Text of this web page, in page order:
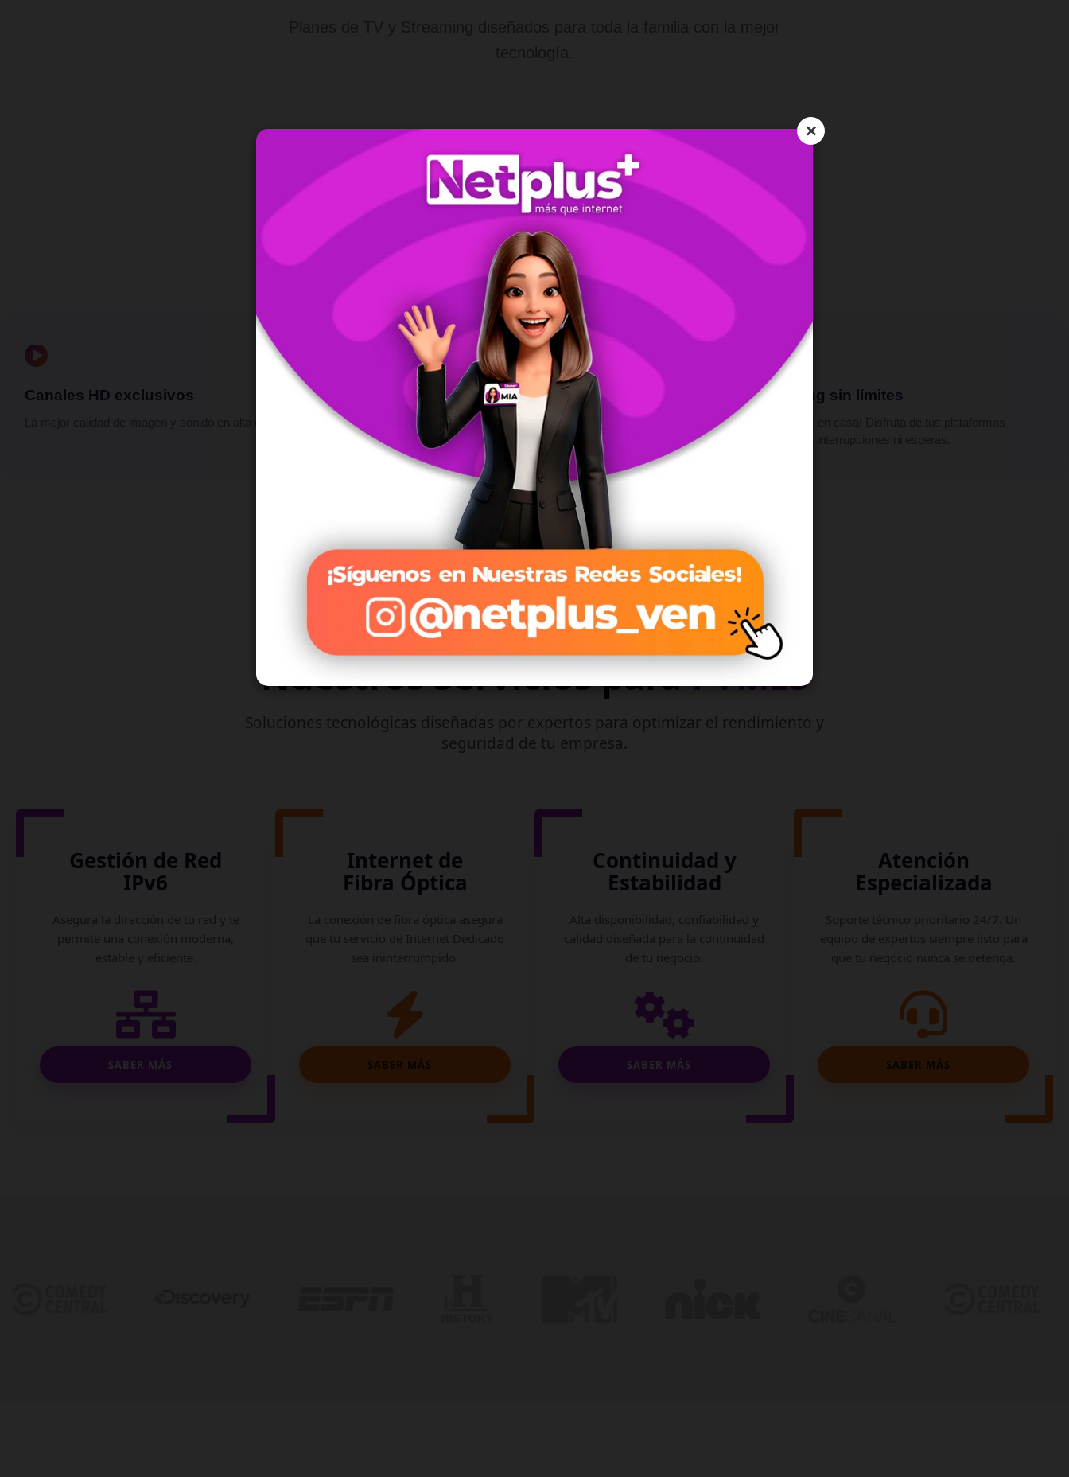
×
Canales HD exclusivos Máximo Rendimiento
Streaming optimizado que se adapta a tu conexión en
tiempo real.
Streaming sin límites
Nuestros Servicios paraPYMES
Soluciones tecnológicas diseñadas por expertos para optimizar el rendimiento y
seguridad de tu empresa.
Gestión de Red
IPv6
SABER MÁS
Internet de
Fibra Óptica
SABER MÁS
Continuidad y
Estabilidad
SABER MÁS
Atención
Especializada
SABER MÁS